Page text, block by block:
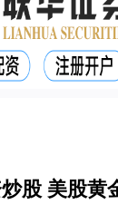
股 美股黄